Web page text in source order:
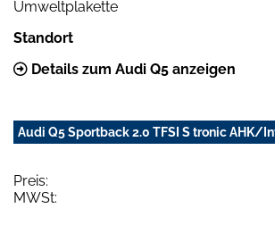
Umweltplakette
Standort
Details zum Audi Q5 anzeigen
Audi Q5 Sportback 2.0 TFSI S tronic AHK/
Preis:
MWSt: